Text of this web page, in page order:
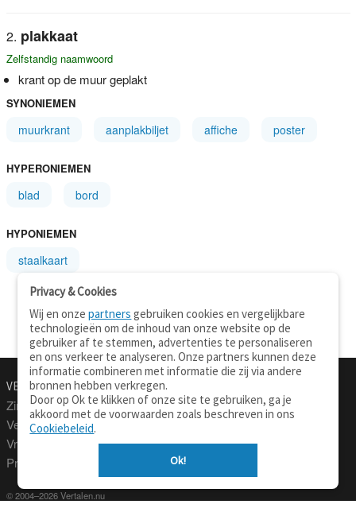
plakkaat
Zelfstandig naamwoord
krant op de muur geplakt
SYNONIEMEN
muurkrant aanplakbiljet affiche poster
HYPERONIEMEN
blad bord
HYPONIEMEN
staalkaart
VERTALEN.NU
Zinnen vertalen
Verklarend woordenboek
Vraagbaak
Professionele vertaling
© 2004–2026 Vertalen.nu
Over deze site
Privacy
Privacy & Cookies
Wij en onzepartners gebruiken cookies en vergelijkbare
technologieën om de inhoud van onze website op de
gebruiker af te stemmen, advertenties te personaliseren
en ons verkeer te analyseren. Onze partners kunnen deze
informatie combineren met informatie die zij via andere
bronnen hebben verkregen.
Door op Ok te klikken of onze site te gebruiken, ga je
akkoord met de voorwaarden zoals beschreven in ons
Cookiebeleid.
Ok!